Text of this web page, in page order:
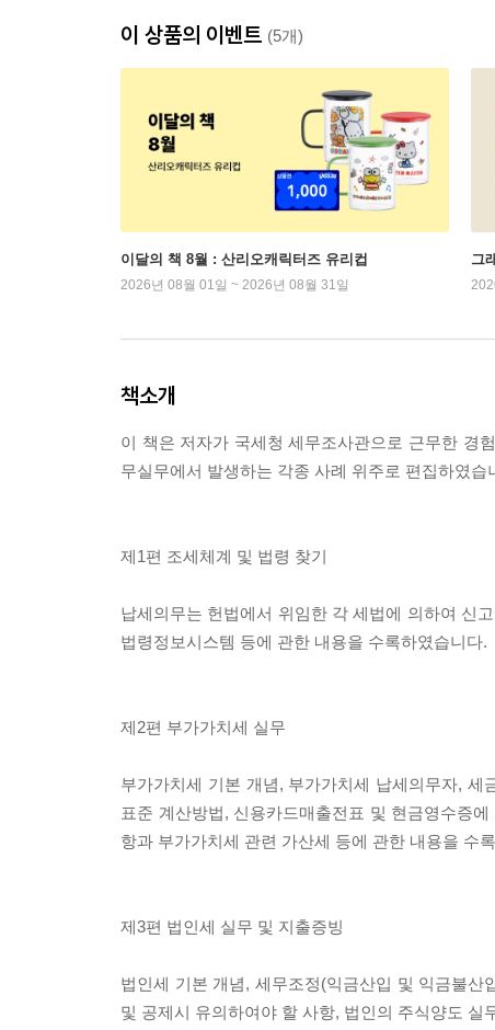
이 상품의 이벤트 (5개)
이달의 책 8월 : 산리오캐릭터즈 유리컵
2026년 08월 01일 ~ 2026년 08월 31일
그
책소개
이 책은 저자가 국세청 세무조사관으로 근무한 경
무실무에서 발생하는 각종 사례 위주로 편집하였습
제1편 조세체계 및 법령 찾기
납세의무는 헌법에서 위임한 각 세법에 의하여 신
법령정보시스템 등에 관한 내용을 수록하였습니다.
제2편 부가가치세 실무
부가가치세 기본 개념, 부가가치세 납세의무자,
표준 계산방법, 신용카드매출전표 및 현금영수증
항과 부가가치세 관련 가산세 등에 관한 내용을 수
제3편 법인세 실무 및 지출증빙
법인세 기본 개념, 세무조정(익금산입 및 익금불
및 공제시 유의하여야 할 사항, 법인의 주식양도